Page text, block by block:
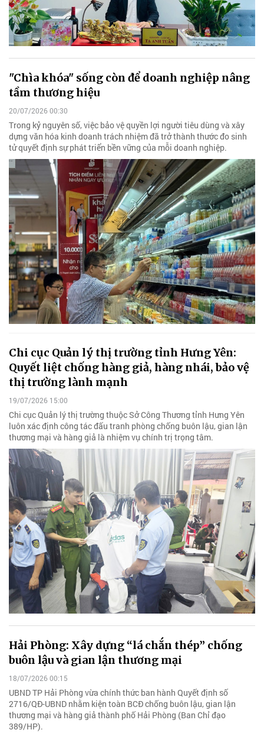
"Chìa khóa" sống còn để doanh nghiệp nâng
tầm thương hiệu
20/07/2026 00:30
Trong kỷ nguyên số, việc bảo vệ quyền lợi người tiêu dùng và xây
dựng văn hóa kinh doanh trách nhiệm đã trở thành thước đo sinh
tử quyết định sự phát triển bền vững của mỗi doanh nghiệp.
Chi cục Quản lý thị trường tỉnh Hưng Yên:
Quyết liệt chống hàng giả, hàng nhái, bảo vệ
thị trường lành mạnh
19/07/2026 15:00
Chi cục Quản lý thị trường thuộc Sở Công Thương tỉnh Hưng Yên
luôn xác định công tác đấu tranh phòng chống buôn lậu, gian lận
thương mại và hàng giả là nhiệm vụ chính trị trọng tâm.
Hải Phòng: Xây dựng “lá chắn thép” chống
buôn lậu và gian lận thương mại
18/07/2026 00:15
UBND TP Hải Phòng vừa chính thức ban hành Quyết định số
2716/QĐ-UBND nhằm kiện toàn BCĐ chống buôn lậu, gian lận
thương mại và hàng giả thành phố Hải Phòng (Ban Chỉ đạo
389/HP).